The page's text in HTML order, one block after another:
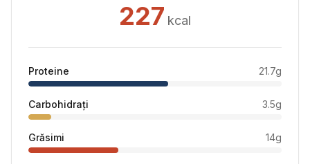
227 kcal
Proteine 21.7g
Carbohidrați 3.5g
Grăsimi 14g